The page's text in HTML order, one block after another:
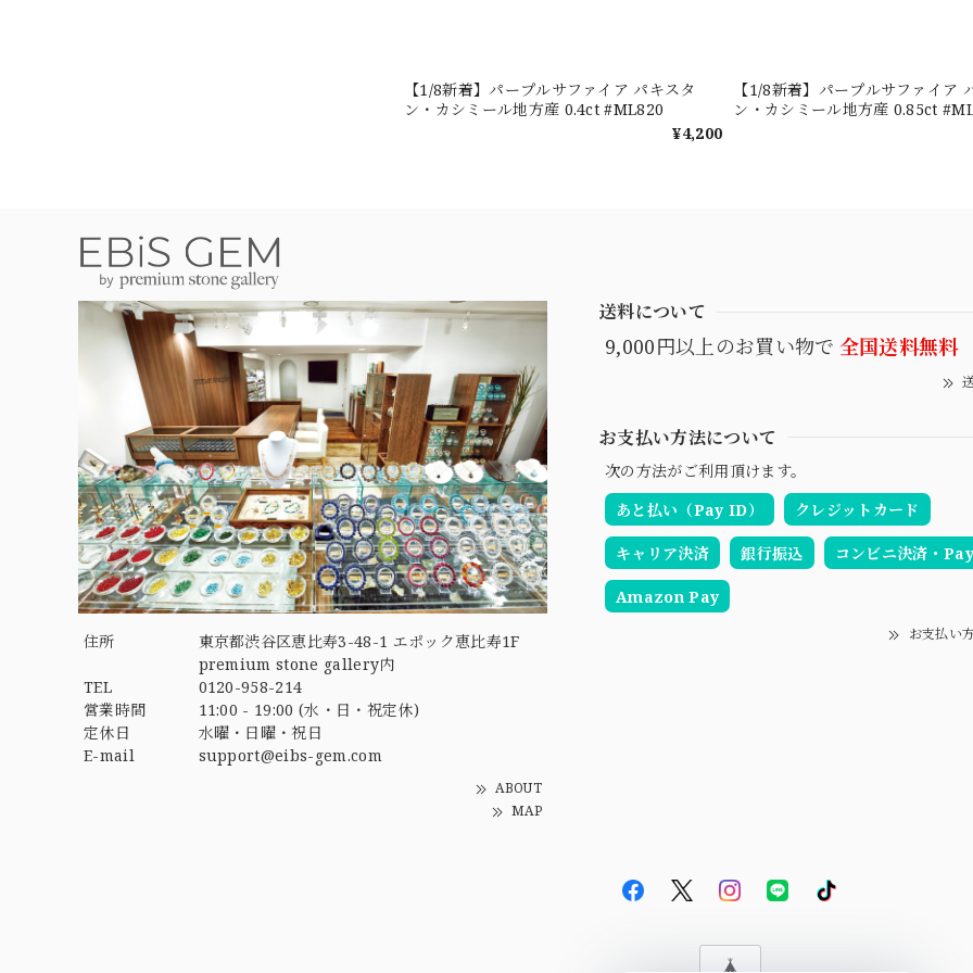
【1/8新着】パープルサファイア パキスタ
ン・カシミール地方産 0.4ct #ML820
¥4,200
【1/8新着】パープルサファイア
ン・カシミール地方産 0.85ct
住所
東京都渋谷区恵比寿3-48-1 エポック恵比寿1F
premium stone gallery内
TEL
0120-958-214
営業時間
11:00 - 19:00 (水・日・祝定休)
定休日
水曜・日曜・祝日
E-mail
support@eibs-gem.com
ABOUT
MAP
送料について
9,000円以上のお買い物で 全国送料無料
お支払い方法について
次の方法がご利用頂けます。
あと払い（Pay ID）
クレジットカード
キャリア決済 銀行振込 コンビニ決済・
Amazon Pay
お支払い